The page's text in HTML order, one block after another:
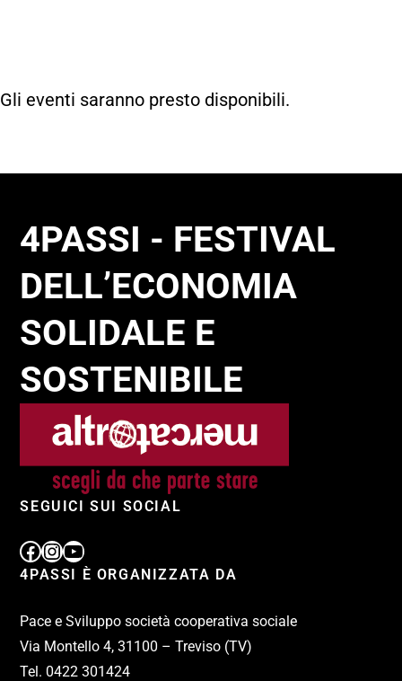
Gli eventi saranno presto disponibili.
4PASSI - FESTIVAL
DELL’ECONOMIA
SOLIDALE E
SOSTENIBILE
SEGUICI SUI SOCIAL
4PASSI È ORGANIZZATA DA
Pace e Sviluppo società cooperativa sociale
Via Montello 4, 31100 – Treviso (TV)
Tel. 0422 301424